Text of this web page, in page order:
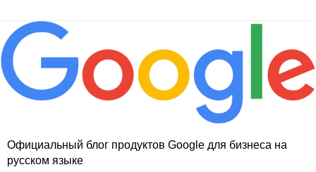
Официальный блог продуктов Google для бизнеса на
русском языке